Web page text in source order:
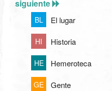
siguiente
BL El lugar
HI Historia
HE Hemeroteca
GE Gente